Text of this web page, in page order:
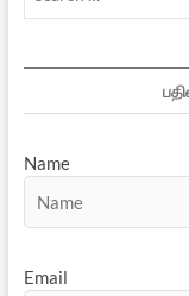
Name
Email